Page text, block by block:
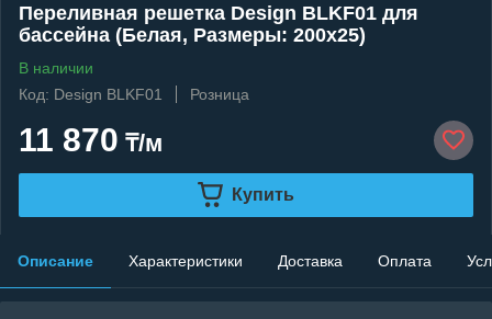
Переливная решетка Design BLKF01 для
бассейна (Белая, Размеры: 200x25)
В наличии
Код: Design BLKF01
Розница
11 870 ₸/м
Купить
Описание Характеристики Доставка Оплата